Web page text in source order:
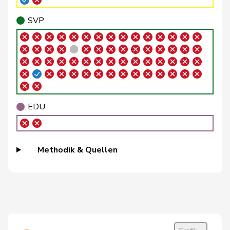
Buffat
Bühler
Manfred SVP V
Bulliard-
Marbach
Christine Mitte M-E
Burgherr Thomas SVP V
AG
Bürgi
Roman SVP V
SZ
SVP
EDU
Methodik & Quellen